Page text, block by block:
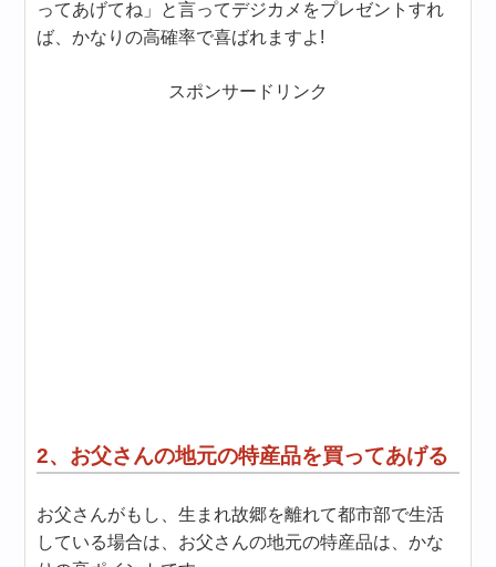
ってあげてね」と言ってデジカメをプレゼントすれ
ば、かなりの高確率で喜ばれますよ!
スポンサードリンク
2、お父さんの地元の特産品を買ってあげる
お父さんがもし、生まれ故郷を離れて都市部で生活
している場合は、お父さんの地元の特産品は、かな